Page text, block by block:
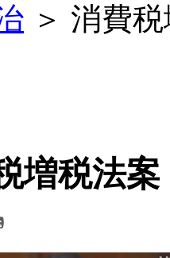
＞ 消費
増税法